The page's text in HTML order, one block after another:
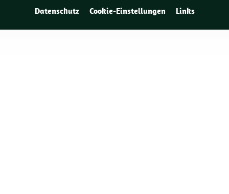
Datenschutz
Cookie-Einstellungen Links